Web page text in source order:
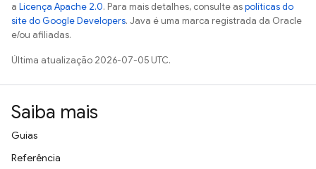
a Licença Apache 2.0. Para mais detalhes, consulte aspolíticas do
site do Google Developers. Java é uma marca registrada da Oracle
e/ou afiliadas.
Última atualização 2026-07-05 UTC.
Saiba mais
Guias
Referência